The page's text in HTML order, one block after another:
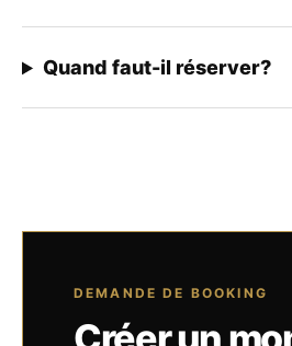
Quand faut-il réserver?
DEMANDE DE BOOKING